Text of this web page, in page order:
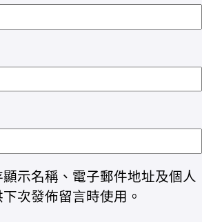
顯示名稱、電子郵件地址及個人
次發佈留言時使用。